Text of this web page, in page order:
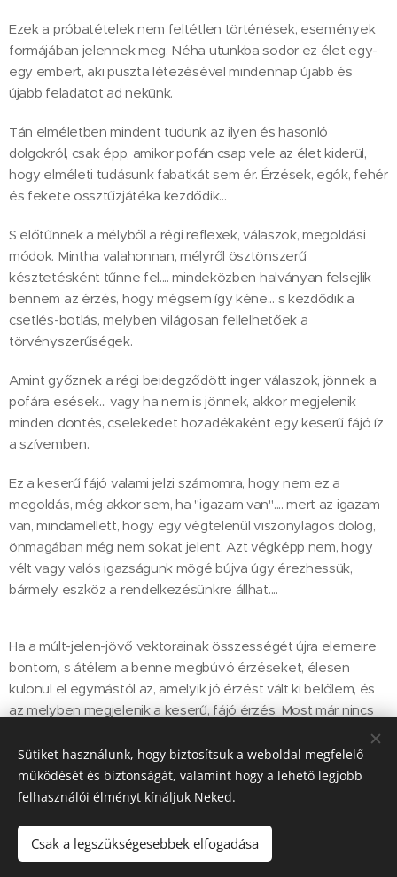
Ezek a próbatételek nem feltétlen történések, események
formájában jelennek meg. Néha utunkba sodor ez élet egy-
egy embert, aki puszta létezésével mindennap újabb és
újabb feladatot ad nekünk.
Tán elméletben mindent tudunk az ilyen és hasonló
dolgokról, csak épp, amikor pofán csap vele az élet kiderül,
hogy elméleti tudásunk fabatkát sem ér. Érzések, egók, fehér
és fekete össztűzjátéka kezdődik...
S előtűnnek a mélyből a régi reflexek, válaszok, megoldási
módok. Mintha valahonnan, mélyről ösztönszerű
késztetésként tűnne fel.... mindeközben halványan felsejlik
bennem az érzés, hogy mégsem így kéne... s kezdődik a
csetlés-botlás, melyben világosan fellelhetőek a
törvényszerűségek.
Amint győznek a régi beidegződött inger válaszok, jönnek a
pofára esések... vagy ha nem is jönnek, akkor megjelenik
minden döntés, cselekedet hozadékaként egy keserű fájó íz
a szívemben.
Ez a keserű fájó valami jelzi számomra, hogy nem ez a
megoldás, még akkor sem, ha "igazam van".... mert az igazam
van, mindamellett, hogy egy végtelenül viszonylagos dolog,
önmagában még nem sokat jelent. Azt végképp nem, hogy
vélt vagy valós igazságunk mögé bújva úgy érezhessük,
bármely eszköz a rendelkezésünkre állhat....
Ha a múlt-jelen-jövő vektorainak összességét újra elemeire
bontom, s átélem a benne megbúvó érzéseket, élesen
különül el egymástól az, amelyik jó érzést vált ki belőlem, és
az melyben megjelenik a keserű, fájó érzés. Most már nincs
megoldásokat rakjam össze, s tudom, merre induljak. Nem
könnyű, sőt néha iszonyú nehéz, de a jó dolgokat is megelőzi
a vajúdás fájdalma....
Sütiket használunk, hogy biztosítsuk a weboldal megfelelő
működését és biztonságát, valamint hogy a lehető legjobb
felhasználói élményt kínáljuk Neked.
Csak a legszükségesebbek elfogadása